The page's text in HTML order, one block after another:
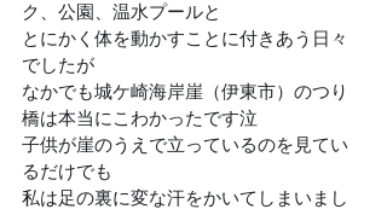
ク、公園、温水プールと
とにかく体を動かすことに付きあう日々
でしたが
なかでも城ケ崎海岸崖（伊東市）のつり
橋は本当にこわかったです泣
子供が崖のうえで立っているのを見てい
るだけでも
私は足の裏に変な汗をかいてしまいまし